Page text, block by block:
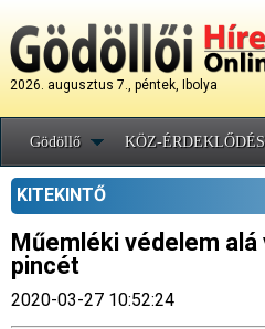
2026. augusztus 7., péntek, Ibolya
Gödöllő KÖZ-ÉRDEKLŐDÉS
KITEKINTŐ
Műemléki védelem
pincét
2020-03-27 10:52:24